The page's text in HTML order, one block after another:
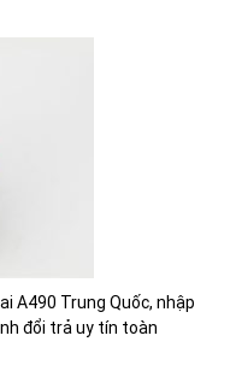
A490 Trung Quốc, nhập
đổi trả uy tín toàn